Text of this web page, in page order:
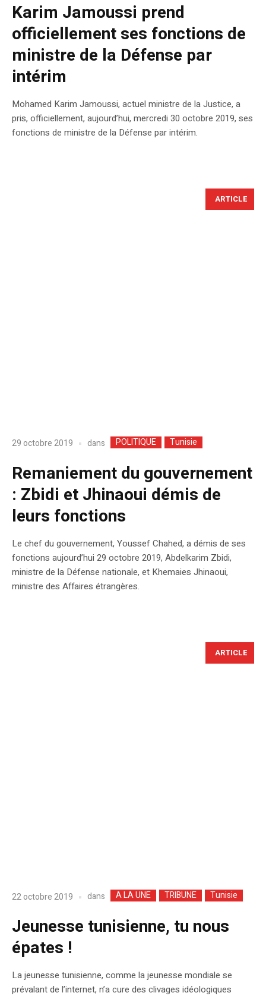
Karim Jamoussi prend
officiellement ses fonctions de
ministre de la Défense par
intérim
Mohamed Karim Jamoussi, actuel ministre de la Justice, a
pris, officiellement, aujourd’hui, mercredi 30 octobre 2019, ses
fonctions de ministre de la Défense par intérim.
ARTICLE
29 octobre 2019 dans POLITIQUE Tunisie
Remaniement du gouvernement
: Zbidi et Jhinaoui démis de
leurs fonctions
Le chef du gouvernement, Youssef Chahed, a démis de ses
fonctions aujourd’hui 29 octobre 2019, Abdelkarim Zbidi,
ministre de la Défense nationale, et Khemaies Jhinaoui,
ministre des Affaires étrangères.
ARTICLE
22 octobre 2019 dans A LA UNE TRIBUNE Tunisie
Jeunesse tunisienne, tu nous
épates !
La jeunesse tunisienne, comme la jeunesse mondiale se
prévalant de l’internet, n’a cure des clivages idéologiques